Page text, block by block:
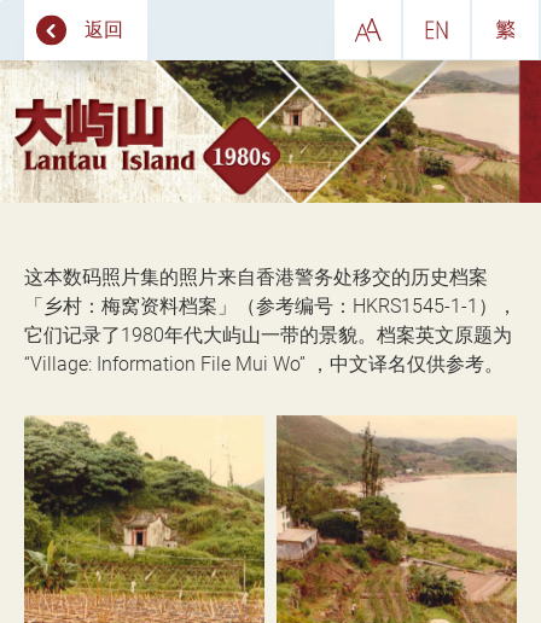
内
容
开
始
返回
这本数码照片集的照片来自香港警务处移交的历史档案
「乡村：梅窝资料档案」（参考编号：HKRS1545-1-1），
它们记录了1980年代大屿山一带的景貌。档案英文原题为
“Village: Information File Mui Wo” ，中文译名仅供参考。